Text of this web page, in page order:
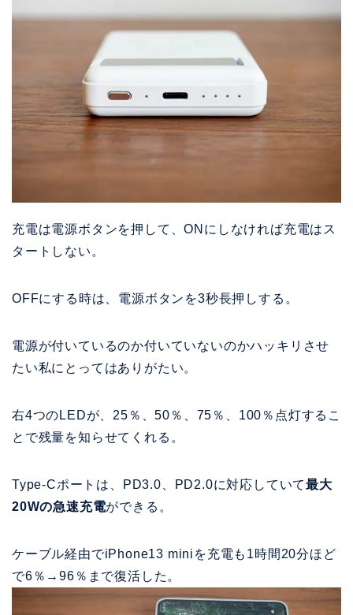
充電は電源ボタンを押して、ONにしなければ充電はス
タートしない。
OFFにする時は、電源ボタンを3秒長押しする。
電源が付いているのか付いていないのかハッキリさせ
たい私にとってはありがたい。
右4つのLEDが、25％、50％、75％、100％点灯するこ
とで残量を知らせてくれる。
Type-Cポートは、PD3.0、PD2.0に対応していて最大
20Wの急速充電ができる。
ケーブル経由でiPhone13 miniを充電も1時間20分ほど
で6％→96％まで復活した。